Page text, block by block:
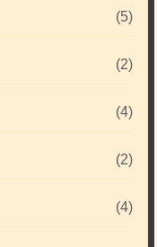
(5)
(2)
(4)
(2)
(4)